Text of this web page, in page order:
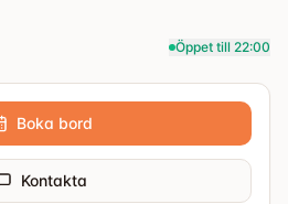
Öppet till 22:00
Boka bord
Kontakta